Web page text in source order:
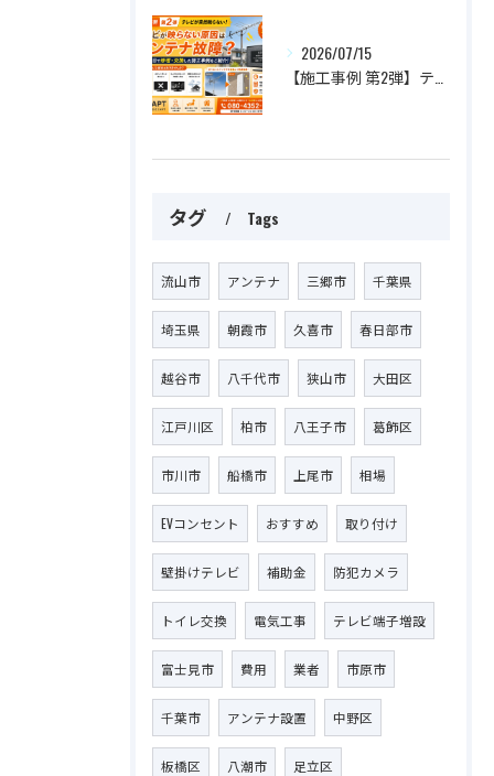
2026/07/15
タグ Tags
流山市 アンテナ 三郷市 千葉県
埼玉県 朝霞市 久喜市 春日部市
越谷市 八千代市 狭山市 大田区
江戸川区 柏市 八王子市 葛飾区
市川市 船橋市 上尾市 相場
EVコンセント おすすめ 取り付け
壁掛けテレビ 補助金 防犯カメラ
トイレ交換 電気工事 テレビ端子増設
富士見市 費用 業者 市原市
千葉市 アンテナ設置 中野区
板橋区 八潮市 足立区